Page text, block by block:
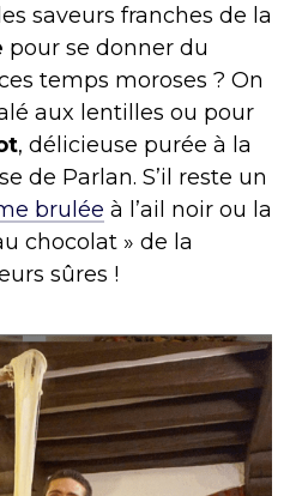
saveurs franches de la
pour se donner du
temps moroses ? On
aux lentilles ou pour
, délicieuse purée à la
de Parlan. S’il reste un
brulée à l’ail noir ou la
chocolat » de la
sûres !